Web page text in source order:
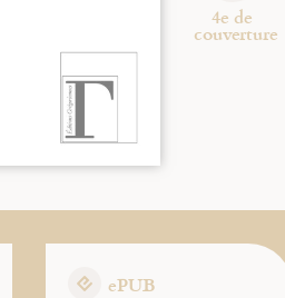
4e de
couverture
ePUB